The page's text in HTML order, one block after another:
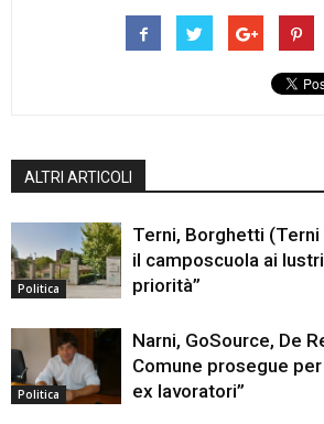
ALTRI ARTICOLI
Politica
Terni, Borghetti (Terni
il camposcuola ai
priorità”
Politica
Narni, GoSource, De
Comune prosegue
ex lavoratori”